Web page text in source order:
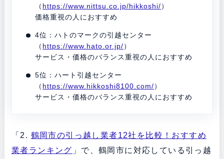
（ https://www.nittsu.co.jp/hikkoshi/）
価格重視の人におすすめ
4位：ハトのマークの引越センター
（ https://www.hato.or.jp/）
サービス・価格のバランス重視の人におすすめ
5位：ハート引越センター
（ https://www.hikkoshi8100.com/）
サービス・価格のバランス重視の人におすすめ
「2. 鶴岡市の引っ越し業者12社を比較！おすすめ
業者ランキング 」で、鶴岡市に対応している引っ越